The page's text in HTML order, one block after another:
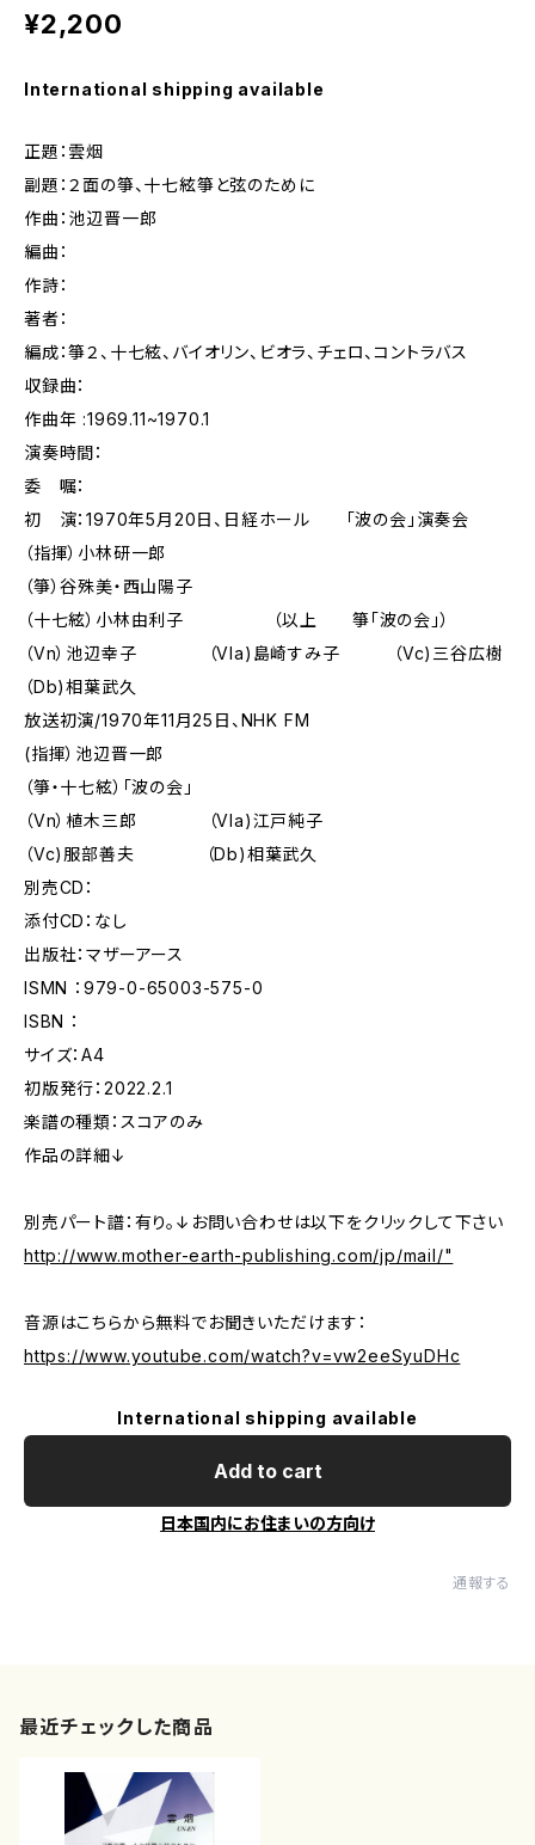
¥2,200
International shipping available
正題：雲烟
副題：２面の箏、十七絃箏と弦のために
作曲：池辺晋一郎
編曲：
作詩：
著者：
編成：箏２、十七絃、バイオリン、ビオラ、チェロ、コントラバス
収録曲：
作曲年 :1969.11~1970.1
演奏時間：
委 嘱：
初 演：1970年5月20日、日経ホール 「波の会」演奏会
（指揮）小林研一郎
（箏）谷殊美・西山陽子
（十七絃）小林由利子 （以上 箏「波の会」）
（Vn）池辺幸子 （Vla)島崎すみ子 （Vc)三谷広樹
（Db)相葉武久
放送初演/1970年11月25日、NHK FM
(指揮）池辺晋一郎
（箏・十七絃）「波の会」
（Vn）植木三郎 （Vla)江戸純子
（Vc)服部善夫 （Db)相葉武久
別売CD：
添付CD：なし
出版社：マザーアース
ISMN ：979-0-65003-575-0
ISBN ：
サイズ：A4
初版発行：2022.2.1
楽譜の種類：スコアのみ
作品の詳細↓
別売パート譜：有り。↓お問い合わせは以下をクリックして下さい
http://www.mother-earth-publishing.com/jp/mail/"
音源はこちらから無料でお聞きいただけます：
https://www.youtube.com/watch?v=vw2eeSyuDHc
International shipping available
Add to cart
日本国内にお住まいの方向け
通報する
最近チェックした商品